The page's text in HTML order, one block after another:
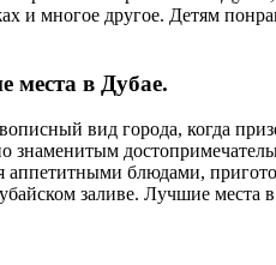
и многое другое. Детям
места в Дубае.
вид города, когда
знаменитым
аппетитными блюдами,
заливе. Лучшие места